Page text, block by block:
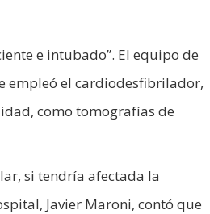
e intubado”. El equipo de
empleó el cardiodesfibrilador,
como tomografías de
si tendría afectada la
Javier Maroni, contó que